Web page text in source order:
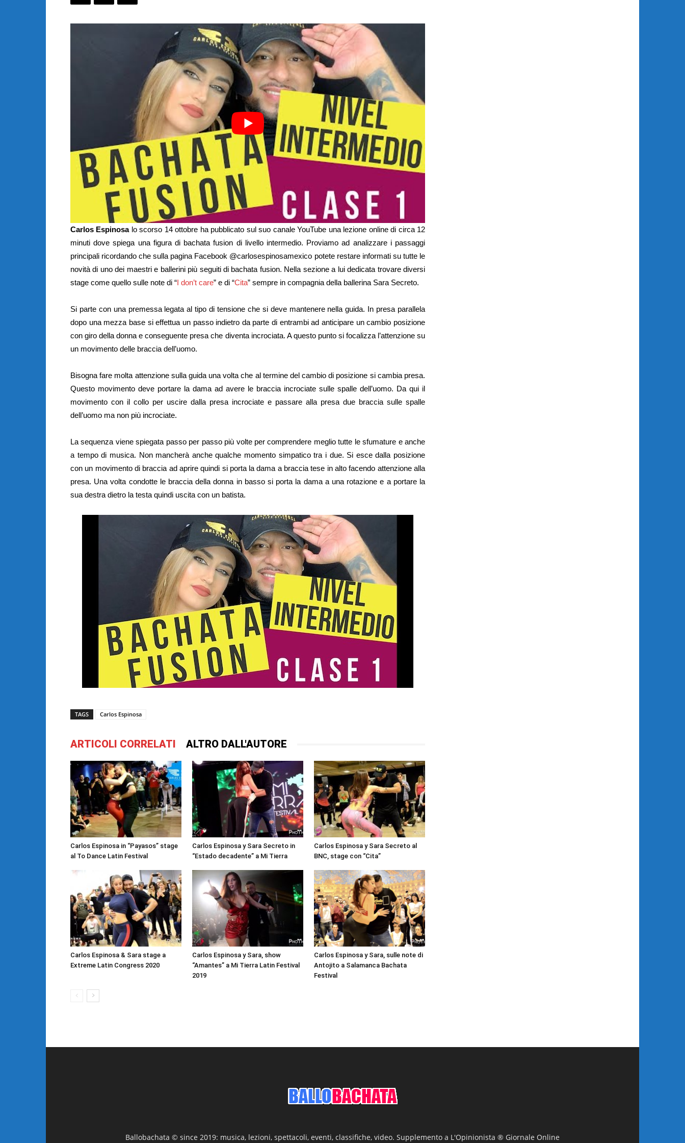
Carlos Espinosalo scorso 14 ottobre ha pubblicato sul suo canale YouTube una lezione online di circa 12
minuti dove spiega una figura di bachata fusion di livello intermedio. Proviamo ad analizzare i passaggi
principali ricordando che sulla pagina Facebook @carlosespinosamexico potete restare informati su tutte le
novità di uno dei maestri e ballerini più seguiti di bachata fusion. Nella sezione a lui dedicata trovare diversi
stage come quello sulle note di “I don’t care” e di “Cita” sempre in compagnia della ballerina Sara Secreto.
Si parte con una premessa legata al tipo di tensione che si deve mantenere nella guida. In presa parallela
dopo una mezza base si effettua un passo indietro da parte di entrambi ad anticipare un cambio posizione
con giro della donna e conseguente presa che diventa incrociata. A questo punto si focalizza l’attenzione su
un movimento delle braccia dell’uomo.
Bisogna fare molta attenzione sulla guida una volta che al termine del cambio di posizione si cambia presa.
Questo movimento deve portare la dama ad avere le braccia incrociate sulle spalle dell’uomo. Da qui il
movimento con il collo per uscire dalla presa incrociate e passare alla presa due braccia sulle spalle
dell’uomo ma non più incrociate.
La sequenza viene spiegata passo per passo più volte per comprendere meglio tutte le sfumature e anche
a tempo di musica. Non mancherà anche qualche momento simpatico tra i due. Si esce dalla posizione
con un movimento di braccia ad aprire quindi si porta la dama a braccia tese in alto facendo attenzione alla
presa. Una volta condotte le braccia della donna in basso si porta la dama a una rotazione e a portare la
sua destra dietro la testa quindi uscita con un batista.
TAGS Carlos Espinosa
ARTICOLI CORRELATI ALTRO DALL'AUTORE
Carlos Espinosa in “Payasos” stage
al To Dance Latin Festival
Carlos Espinosa y Sara Secreto in
“Estado decadente” a Mi Tierra
Carlos Espinosa y Sara Secreto al
BNC, stage con “Cita”
Carlos Espinosa & Sara stage a
Extreme Latin Congress 2020
Carlos Espinosa y Sara, show
“Amantes” a Mi Tierra Latin Festival
2019
Carlos Espinosa y Sara, sulle note di
Antojito a Salamanca Bachata
Festival
Ballobachata © since 2019: musica, lezioni, spettacoli, eventi, classifiche, video. Supplemento a L'Opinionista ® Giornale Online